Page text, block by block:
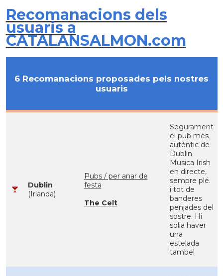
Recomanacions dels
usuaris a
CATALANSALMON.com
6 Recomanacions proposades pels nostres
usuaris
Dublin
(Irlanda)
Pubs / per anar de
festa
The Celt
Segurament
el pub més
autèntic de
Dublin
Musica Irish
en directe,
sempre plé.
i tot de
banderes
penjades del
sostre. Hi
solia haver
una
estelada
tambe!